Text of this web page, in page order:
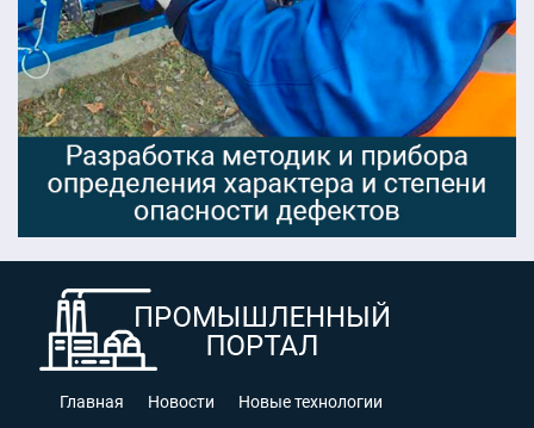
Главная Новости
Новые технологии